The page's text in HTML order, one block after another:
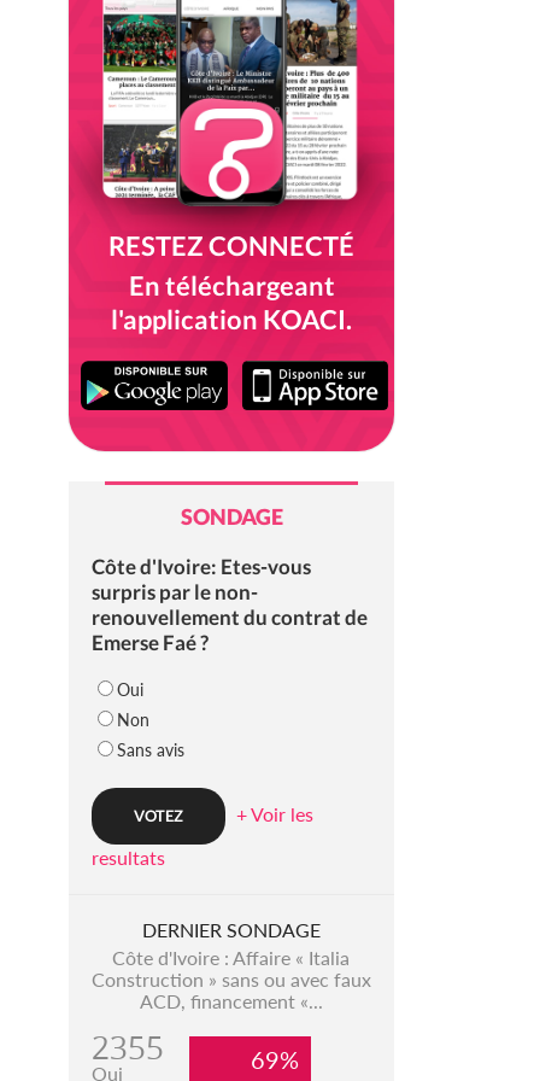
RESTEZ CONNECTÉ
En téléchargeant
l'application KOACI.
SONDAGE
Côte d'Ivoire: Etes-vous
surpris par le non-
renouvellement du contrat de
Emerse Faé ?
Oui
Non
Sans avis
+ Voir les
resultats
DERNIER SONDAGE
Côte d'Ivoire : Affaire « Italia
Construction » sans ou avec faux
ACD, financement «...
2355
Oui 69%